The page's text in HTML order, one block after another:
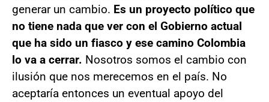
generar un cambio. Es un proyecto político que
no tiene nada que ver con el Gobierno actual
que ha sido un fiasco y ese camino Colombia
lo va a cerrar. Nosotros somos el cambio con
ilusión que nos merecemos en el país. No
aceptaría entonces un eventual apoyo del